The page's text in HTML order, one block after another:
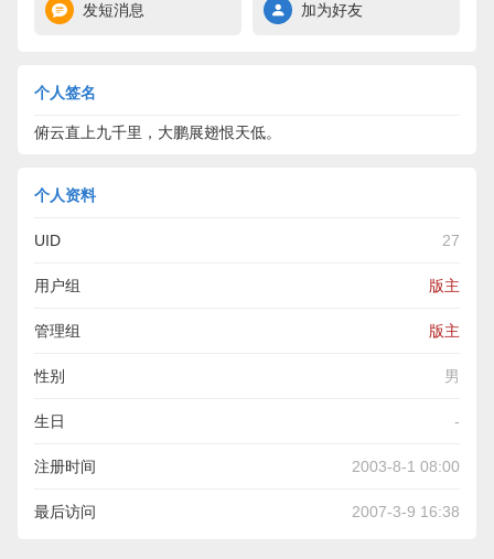
发短消息 加为好友
个人签名
俯云直上九千里，大鹏展翅恨天低。
个人资料
UID 27
用户组 版主
管理组 版主
性别 男
生日 -
注册时间 2003-8-1 08:00
最后访问 2007-3-9 16:38